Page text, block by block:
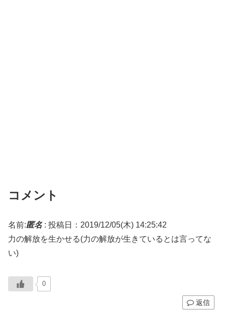
コメント
名前:匿名: 投稿日：2019/12/05(木) 14:25:42
力の解放を生かせる(力の解放が生きているとは言ってな
い)
0
返信